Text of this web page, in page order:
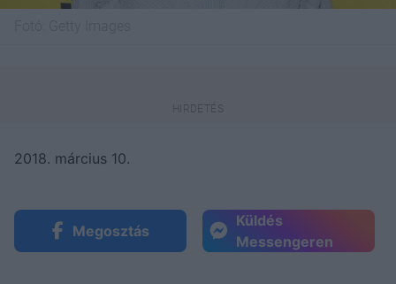
2018. március 10.
Megosztás
Küldés
Messengeren